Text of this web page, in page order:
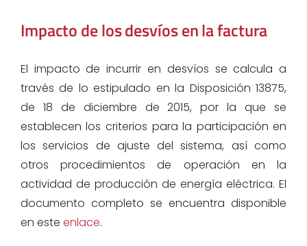
Impacto de los desvíos en la factura
El impacto de incurrir en desvíos se calcula a
través de lo estipulado en la Disposición 13875,
de 18 de diciembre de 2015, por la que se
establecen los criterios para la participación en
los servicios de ajuste del sistema, así como
otros procedimientos de operación en la
actividad de producción de energía eléctrica. El
documento completo se encuentra disponible
en este enlace.